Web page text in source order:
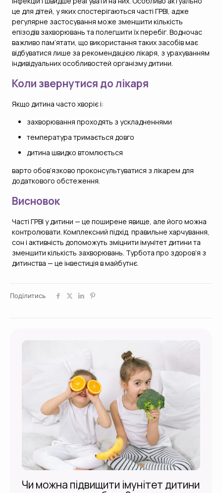
це для дітей, у яких спостерігаються часті ГРВІ, адже
регулярне застосування може зменшити кількість
епізодів захворювань та полегшити їх перебіг. Водночас
важливо пам’ятати, що використання таких засобів має
відбуватися лише за рекомендацією лікаря, з урахуванням
індивідуальних особливостей організму дитини.
Коли звернутися до лікаря
Якщо дитина часто хворіє і:
захворювання проходять з ускладненнями
температура тримається довго
дитина швидко втомлюється
варто обов’язково проконсультуватися з лікарем для
додаткового обстеження.
Висновок
Часті ГРВІ у дитини — це поширене явище, але його можна
контролювати. Комплексний підхід, правильне харчування,
сон і активність допоможуть зміцнити імунітет дитини та
зменшити кількість захворювань. Турбота про здоров’я з
дитинства — це інвестиція в майбутнє.
Поділитись
Чи можна підвищити імунітет дитини